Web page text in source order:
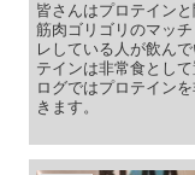
皆さんはプロテイン
筋肉ゴリゴリのマッ
レしている人が飲ん
テインは非常食とし
ログではプロテイン
きます。